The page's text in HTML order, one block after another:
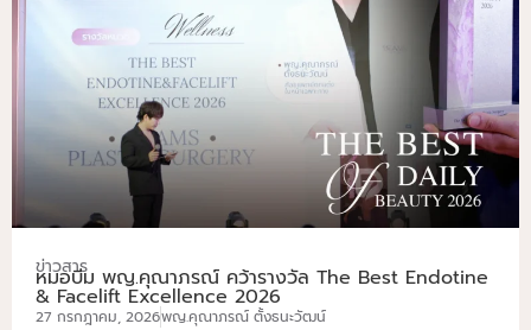
ข่าวสาร
หมอบีม พญ.คุณาภรณ์ คว้ารางวัล The Best Endotine
& Facelift Excellence 2026
27 กรกฎาคม, 2026พญ.คุณาภรณ์ ตั้งธนะวัฒน์